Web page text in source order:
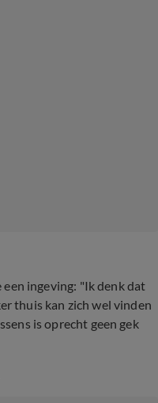
ingeving: "Ik denk dat
thuis kan zich wel vinden
is oprecht geen gek